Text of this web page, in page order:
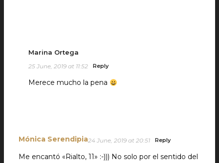
Marina Ortega
25 June, 2019 at 11:52 Reply
Merece mucho la pena
Mónica Serendipia24 June, 2019 at 20:51 Reply
Me encantó «Rialto, 11» :-))) No solo por el sentido del